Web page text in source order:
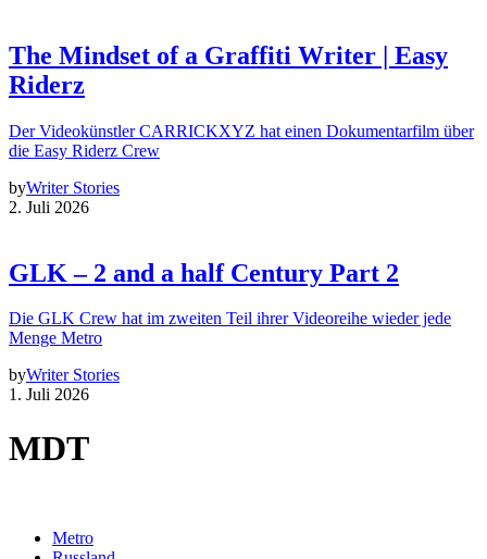
The Mindset of a Graffiti Writer | Easy
Riderz
Der Videokünstler CARRICKXYZ hat einen Dokumentarfilm über
die Easy Riderz Crew
byWriter Stories
2. Juli 2026
GLK – 2 and a half Century Part 2
Die GLK Crew hat im zweiten Teil ihrer Videoreihe wieder jede
Menge Metro
byWriter Stories
1. Juli 2026
MDT
Metro